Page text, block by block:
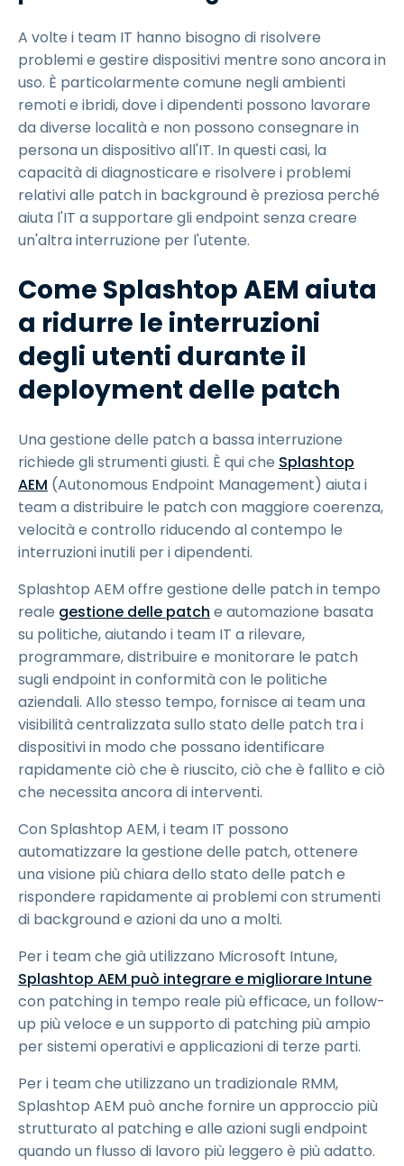
A volte i team IT hanno bisogno di risolvere
problemi e gestire dispositivi mentre sono ancora in
uso. È particolarmente comune negli ambienti
remoti e ibridi, dove i dipendenti possono lavorare
da diverse località e non possono consegnare in
persona un dispositivo all'IT. In questi casi, la
capacità di diagnosticare e risolvere i problemi
relativi alle patch in background è preziosa perché
aiuta l'IT a supportare gli endpoint senza creare
un'altra interruzione per l'utente.
Come Splashtop AEM aiuta
a ridurre le interruzioni
degli utenti durante il
deployment delle patch
Una gestione delle patch a bassa interruzione
richiede gli strumenti giusti. È qui che Splashtop
AEM (Autonomous Endpoint Management) aiuta i
team a distribuire le patch con maggiore coerenza,
velocità e controllo riducendo al contempo le
interruzioni inutili per i dipendenti.
Splashtop AEM offre gestione delle patch in tempo
reale gestione delle patch e automazione basata
su politiche, aiutando i team IT a rilevare,
programmare, distribuire e monitorare le patch
sugli endpoint in conformità con le politiche
aziendali. Allo stesso tempo, fornisce ai team una
visibilità centralizzata sullo stato delle patch tra i
dispositivi in modo che possano identificare
rapidamente ciò che è riuscito, ciò che è fallito e ciò
che necessita ancora di interventi.
Con Splashtop AEM, i team IT possono
automatizzare la gestione delle patch, ottenere
una visione più chiara dello stato delle patch e
rispondere rapidamente ai problemi con strumenti
di background e azioni da uno a molti.
Per i team che già utilizzano Microsoft Intune,
Splashtop AEM può integrare e migliorare Intune
con patching in tempo reale più efficace, un follow-
up più veloce e un supporto di patching più ampio
per sistemi operativi e applicazioni di terze parti.
Per i team che utilizzano un tradizionale RMM,
Splashtop AEM può anche fornire un approccio più
strutturato al patching e alle azioni sugli endpoint
quando un flusso di lavoro più leggero è più adatto.